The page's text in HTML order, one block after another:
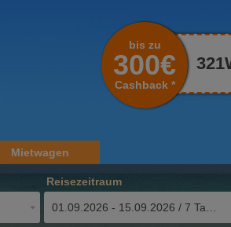
bis zu
300€
Cashback *
Mietwagen
Reisezeitraum
01.09.2026 - 15.09.2026 / 7 Tage